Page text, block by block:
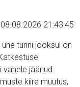
21:43:45
tunni jooksul on
vahele jäänud
kiire muutus,